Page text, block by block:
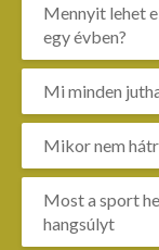
Mennyit lehet
egy évben?
Mi minden
Mikor nem
Most a sport
hangsúlyt